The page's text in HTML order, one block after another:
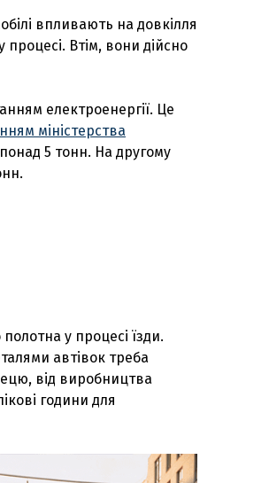
впливають на довкілля
Втім, вони дійсно
електроенергії. Це
міністерства
5 тонн. На другому
у процесі їзди.
автівок треба
від виробництва
години для